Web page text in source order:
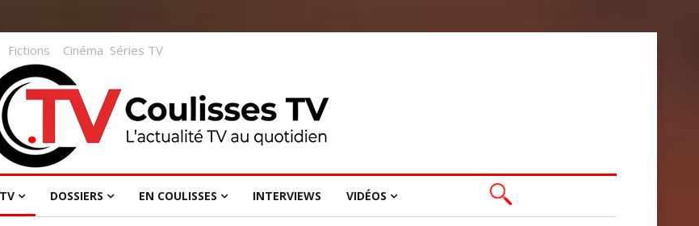
Fictions Cinéma Séries TV
DOSSIERS EN COULISSES INTERVIEWS VIDÉOS